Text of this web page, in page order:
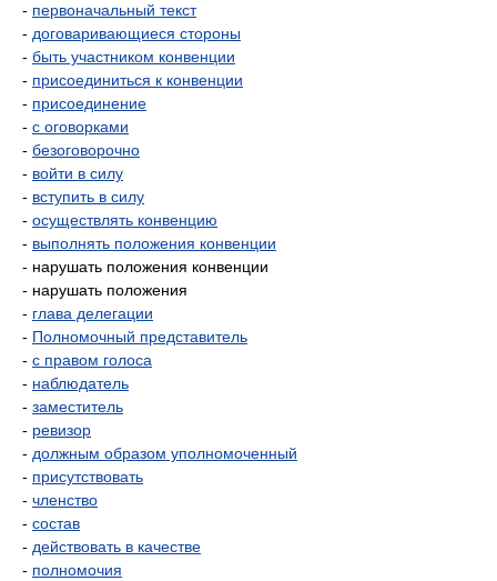
- первоначальный текст
- договаривающиеся стороны
- быть участником конвенции
- присоединиться к конвенции
- присоединение
- с оговорками
- безоговорочно
- войти в силу
- вступить в силу
- осуществлять конвенцию
- выполнять положения конвенции
- нарушать положения конвенции
- нарушать положения
- глава делегации
- Полномочный представитель
- с правом голоса
- наблюдатель
- заместитель
- ревизор
- должным образом уполномоченный
- присутствовать
- членство
- состав
- действовать в качестве
- полномочия